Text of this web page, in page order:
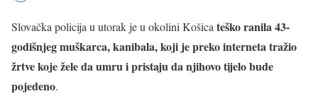
Slovačka policija u utorak je u okolini Košica teško ranila 43-
godišnjeg muškarca, kanibala, koji je preko interneta tražio
žrtve koje žele da umru i pristaju da njihovo tijelo bude
pojedeno.